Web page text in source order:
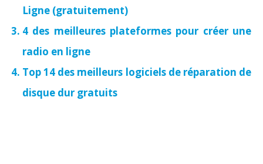
Ligne (gratuitement)
4 des meilleures plateformes pour créer une
radio en ligne
Top 14 des meilleurs logiciels de réparation de
disque dur gratuits